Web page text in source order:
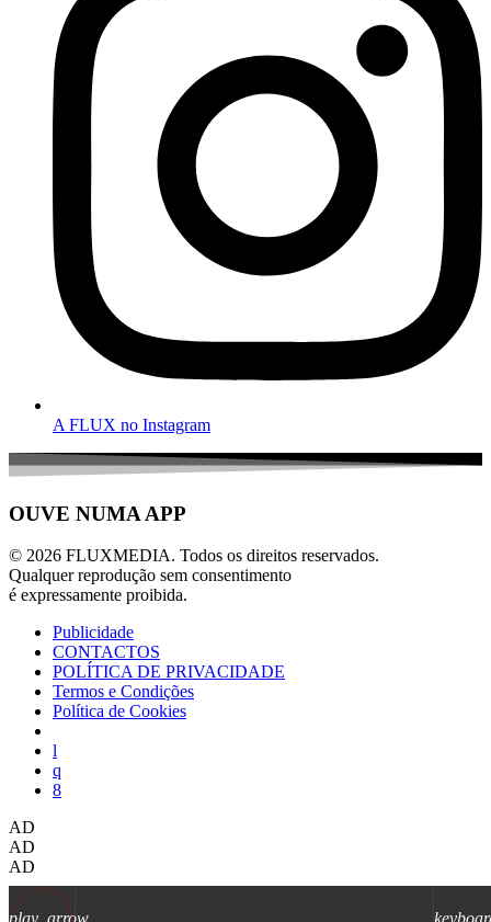
play_arrow
A FLUX no Instagram
OUVE NUMA APP
© 2026 FLUXMEDIA. Todos os direitos reservados.
Qualquer reprodução sem consentimento
é expressamente proibida.
Publicidade
CONTACTOS
POLÍTICA DE PRIVACIDADE
Termos e Condições
Política de Cookies
AD
AD
AD